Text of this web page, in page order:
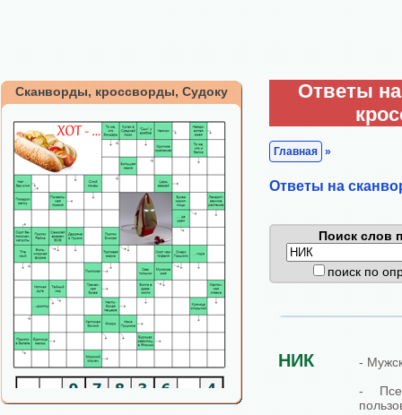
Сканворды, кроссворды, Судоку
Ответы
Главная »
Ответы на
Поиск слов
поиск по
НИК
-
-